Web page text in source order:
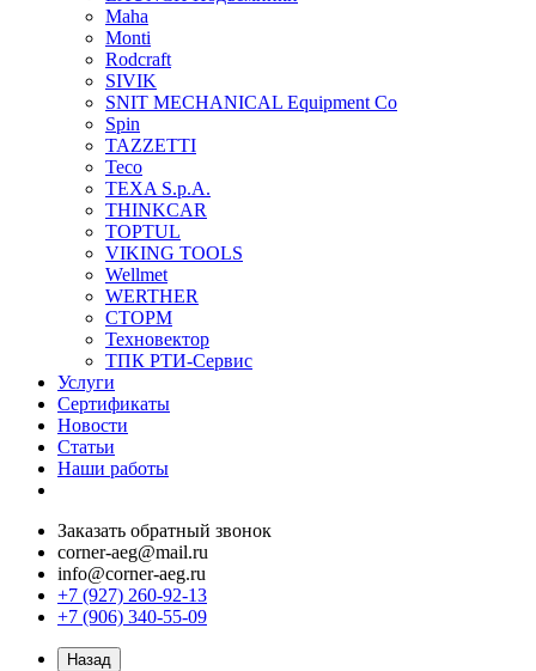
Maha
Monti
Rodcraft
SIVIK
SNIT MECHANICAL Equipment Co
Spin
TAZZETTI
Teco
TEXA S.p.A.
THINKCAR
TOPTUL
VIKING TOOLS
Wellmet
WERTHER
СТОРМ
Техновектор
ТПК РТИ-Сервис
Услуги
Сертификаты
Новости
Статьи
Наши работы
Заказать обратный звонок
corner-aeg@mail.ru
info@corner-aeg.ru
+7 (927) 260-92-13
+7 (906) 340-55-09
Назад